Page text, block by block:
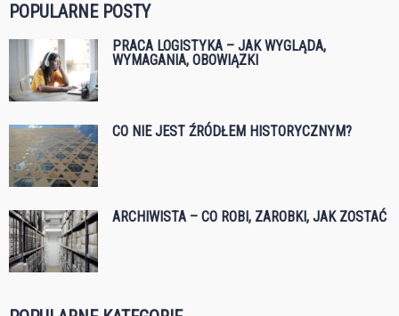
POPULARNE POSTY
PRACA LOGISTYKA – JAK WYGLĄDA,
WYMAGANIA, OBOWIĄZKI
CO NIE JEST ŹRÓDŁEM HISTORYCZNYM?
ARCHIWISTA – CO ROBI, ZAROBKI, JAK ZOSTAĆ